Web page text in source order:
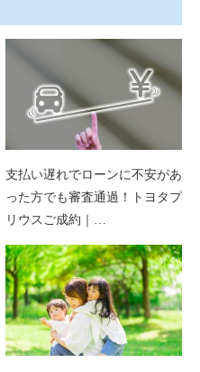
支払い遅れでローンに不安があ
った方でも審査通過！トヨタプ
リウスご成約｜…